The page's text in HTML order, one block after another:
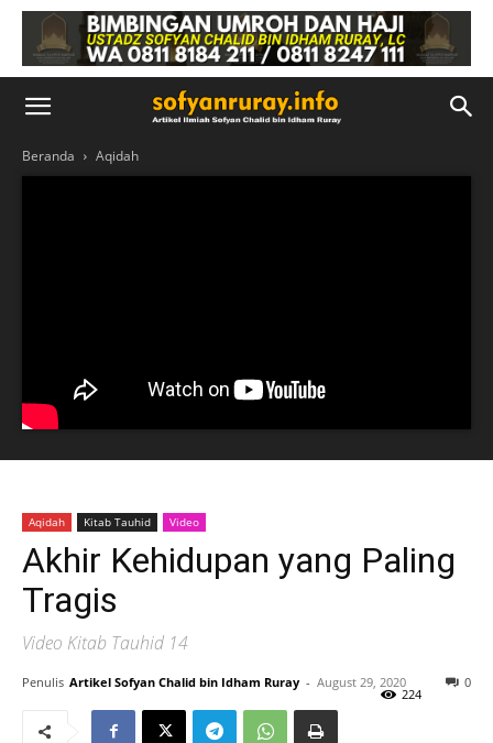
Beranda Aqidah
Aqidah Kitab Tauhid Video
Akhir Kehidupan yang Paling
Tragis
Video Kitab Tauhid 14
Penulis Artikel Sofyan Chalid bin Idham Ruray - August 29, 2020 0
224